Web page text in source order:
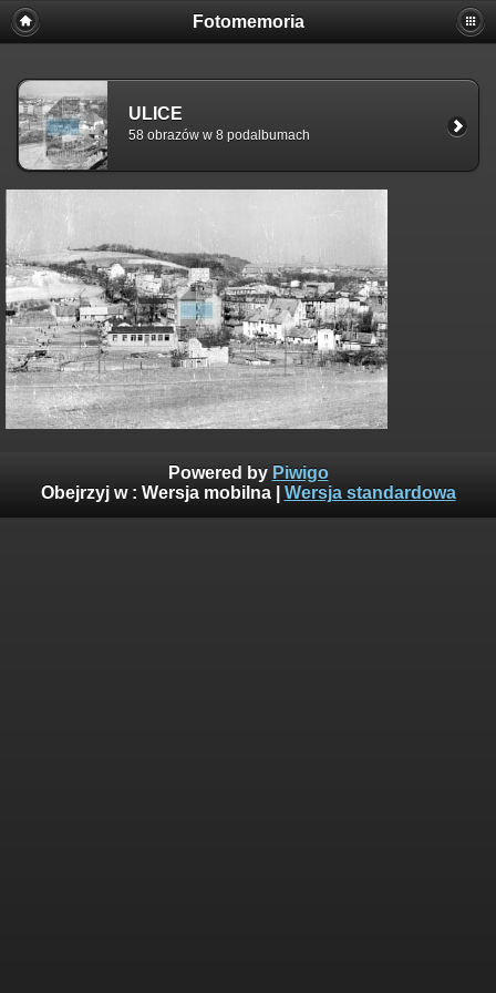
Fotomemoria
ULICE
58 obrazów w 8 podalbumach
Powered by Piwigo
Obejrzyj w : Wersja mobilna| Wersja standardowa